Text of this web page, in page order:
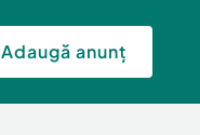
Adaugă anunț